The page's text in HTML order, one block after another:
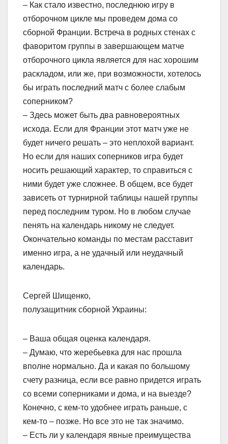
– Как стало известно, последнюю игру в
отборочном цикле мы проведем дома со
сборной Франции. Встреча в родных стенах с
фаворитом группы в завершающем матче
отборочного цикла является для нас хорошим
раскладом, или же, при возможности, хотелось
бы играть последний матч с более слабым
соперником?
– Здесь может быть два равновероятных
исхода. Если для Франции этот матч уже не
будет ничего решать – это неплохой вариант.
Но если для наших соперников игра будет
носить решающий характер, то справиться с
ними будет уже сложнее. В общем, все будет
зависеть от турнирной таблицы нашей группы
перед последним туром. Но в любом случае
пенять на календарь никому не следует.
Окончательно команды по местам расставит
именно игра, а не удачный или неудачный
календарь.
Сергей Шищенко,
полузащитник сборной Украины:
– Ваша общая оценка календаря.
– Думаю, что жеребьевка для нас прошла
вполне нормально. Да и какая по большому
счету разница, если все равно придется играть
со всеми соперниками и дома, и на выезде?
Конечно, с кем-то удобнее играть раньше, с
кем-то – позже. Но все это не так значимо.
– Есть ли у календаря явные преимущества